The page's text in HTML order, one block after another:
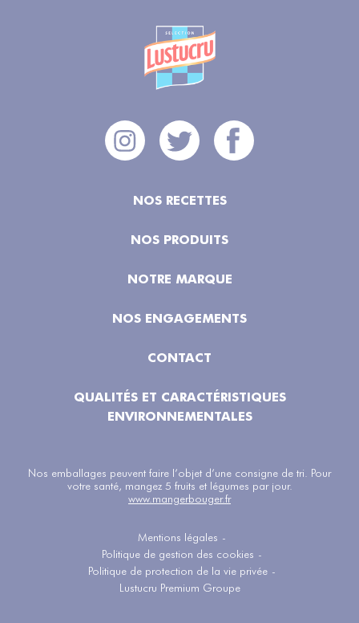
NOS RECETTES
NOS PRODUITS
NOTRE MARQUE
NOS ENGAGEMENTS
CONTACT
QUALITÉS ET CARACTÉRISTIQUES
ENVIRONNEMENTALES
Nos emballages peuvent faire l’objet d’une consigne de tri. Pour
votre santé, mangez 5 fruits et légumes par jour.
www.mangerbouger.fr
Mentions légales -
Politique de gestion des cookies -
Politique de protection de la vie privée -
Lustucru Premium Groupe